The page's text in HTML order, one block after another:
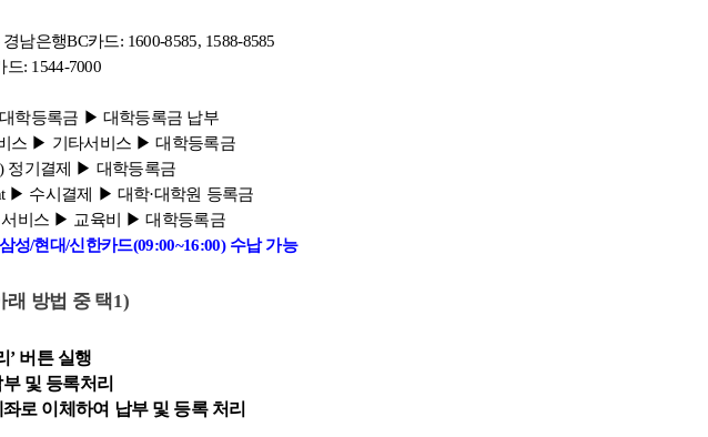
경남은행BC카드: 1600-8585, 1588-8585
: 1544-7000
학등록금 ▶ 대학등록금 납부
비스 ▶ 기타서비스 ▶ 대학등록금
) 정기결제 ▶ 대학등록금
▶ 수시결제 ▶ 대학·대학원 등록금
서비스 ▶ 교육비 ▶ 대학등록금
성/현대/신한카드(09:00~16:00) 수납 가능
래 방법 중 택1)
’ 버튼 실행
부 및 등록처리
로 이체하여 납부 및 등록 처리